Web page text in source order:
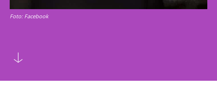
Foto: Facebook